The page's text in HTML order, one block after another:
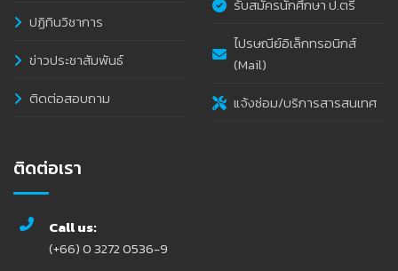
ปฏิทินวิชาการ
ข่าวประชาสัมพันธ์
ติดต่อสอบถาม
รับสมัครนักศึกษา ป.ตรี
ไปรษณีย์อิเล็กทรอนิกส์
(Mail)
แจ้งซ่อม/บริการสารสนเทศ
ติดต่อเรา
Call us:
(+66) 0 3272 0536-9